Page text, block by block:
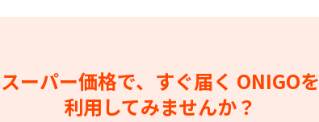
スーパー価格で、すぐ届く ONIGOを
利用してみませんか？